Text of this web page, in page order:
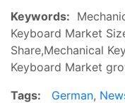
Keywords:
Keyboard Market
Share,Mechanical
Keyboard Market
Tags:
German,